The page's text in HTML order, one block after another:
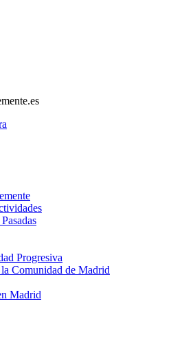
Progresiva
Comunidad de Madrid
Madrid